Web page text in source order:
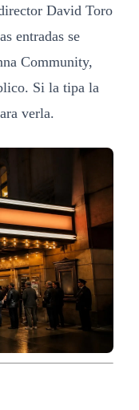
David Toro
entradas se
Community,
Si la tipa la
verla.